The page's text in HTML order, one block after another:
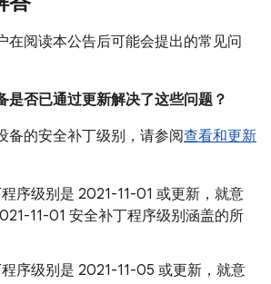
在阅读本公告后可能会提出的常见问
是否已通过更新解决了这些问题？
备的安全补丁级别，请参阅查看和更新
序级别是 2021-11-01 或更新，就意
11-01 安全补丁程序级别涵盖的所
序级别是 2021-11-05 或更新，就意